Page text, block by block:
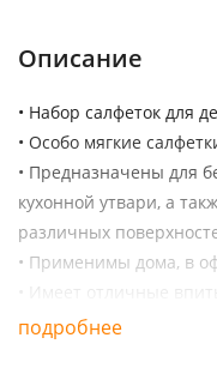
Описание
• Набор салфеток для
• Особо мягкие
• Предназначены для
кухонной утвари, а
различных
• Применимы дома, в
• Имеет отличные
подробнее